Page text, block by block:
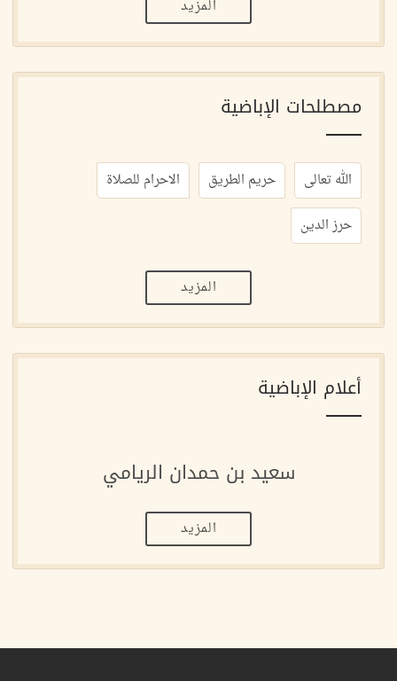
المزيد
مصطلحات الإباضية
الله تعالى حريم الطريق
الاحرام للصلاة
حرز الدين
المزيد
أعلام الإباضية
سعيد بن حمدان الريامي
المزيد